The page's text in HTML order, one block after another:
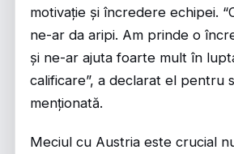
motivație și încredere echipei.
ne-ar da aripi. Am prinde o
și ne-ar ajuta foarte mult în
calificare”, a declarat el pentru
menționată.
Meciul cu Austria este crucial